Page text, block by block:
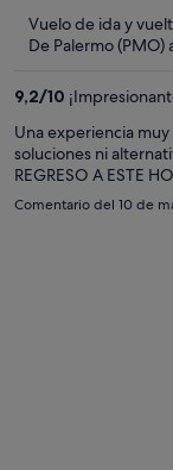
Vuelo de ida y
De Palermo (PMO)
9,2/10
Una experiencia
soluciones ni
REGRESO A ESTE
Comentario del 10 de